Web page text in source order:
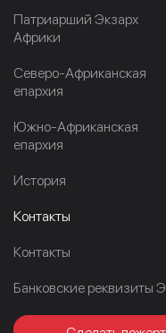
Патриарший Экзарх
Африки
Северо-Африканская
епархия
Южно-Африканская
епархия
История
Контакты
Контакты
Банковские реквизиты